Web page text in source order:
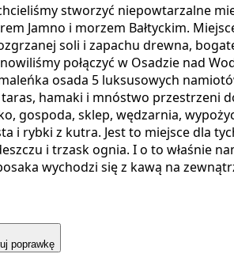
stworzyć niepowtarzalne
Jamno i morzem Bałtyckim.
soli i zapachu drewna,
połączyć w Osadzie nad
osada 5 luksusowych
hamaki i mnóstwo przestrzeni
gospoda, sklep, wędzarnia,
i rybki z kutra. Jest to miejsce dla
i trzask ognia. I o to właśnie
wychodzi się z kawą na
poprawkę